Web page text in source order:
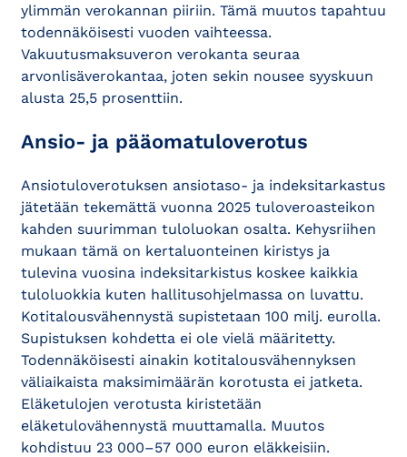
ylimmän verokannan piiriin. Tämä muutos tapahtuu
todennäköisesti vuoden vaihteessa.
Vakuutusmaksuveron verokanta seuraa
arvonlisäverokantaa, joten sekin nousee syyskuun
alusta 25,5 prosenttiin.
Ansio- ja pääomatuloverotus
Ansiotuloverotuksen ansiotaso- ja indeksitarkastus
jätetään tekemättä vuonna 2025 tuloveroasteikon
kahden suurimman tuloluokan osalta. Kehysriihen
mukaan tämä on kertaluonteinen kiristys ja
tulevina vuosina indeksitarkistus koskee kaikkia
tuloluokkia kuten hallitusohjelmassa on luvattu.
Kotitalousvähennystä supistetaan 100 milj. eurolla.
Supistuksen kohdetta ei ole vielä määritetty.
Todennäköisesti ainakin kotitalousvähennyksen
väliaikaista maksimimäärän korotusta ei jatketa.
Eläketulojen verotusta kiristetään
eläketulovähennystä muuttamalla. Muutos
kohdistuu 23 000–57 000 euron eläkkeisiin.